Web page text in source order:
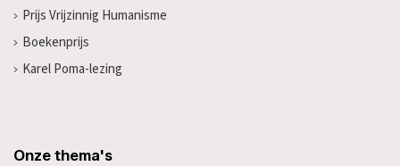
Prijs Vrijzinnig Humanisme
Boekenprijs
Karel Poma-lezing
Onze thema's